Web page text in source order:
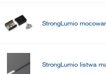
StrongLumio
StrongLumio listwa